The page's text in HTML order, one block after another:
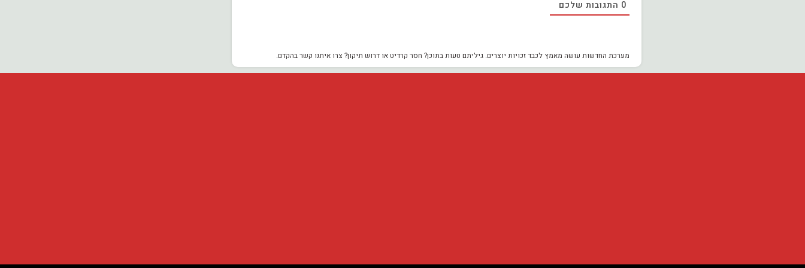
0 התגובות שלכם
מערכת החדשות עושה מאמץ לכבד זכויות יוצרים. גיליתם טעות בתוכן? חסר קרדיט או דרוש תיקון? צרו איתנו קשר בהקדם.